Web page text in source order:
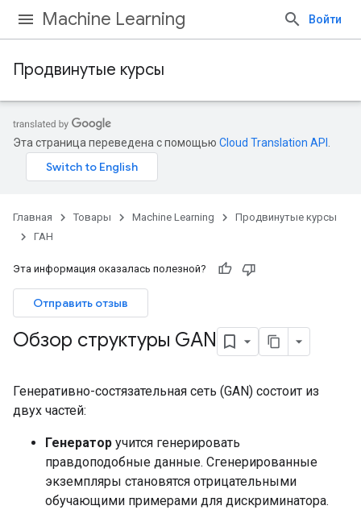
Machine Learning Войти
Продвинутые курсы
Эта страница переведена с помощью Cloud Translation API
Главная Товары Machine Learning
Продвинутые курсы
ГАН
Эта информация оказалась полезной?
Отправить отзыв
Обзор структуры GAN
Генеративно-состязательная сеть (GAN) состоит из
двух частей:
Генератор учится генерировать
правдоподобные данные. Сгенерированные
экземпляры становятся отрицательными
обучающими примерами для дискриминатора.